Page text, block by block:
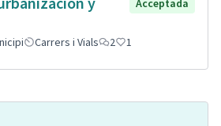
Acceptada
Carrers i Vials 2 1